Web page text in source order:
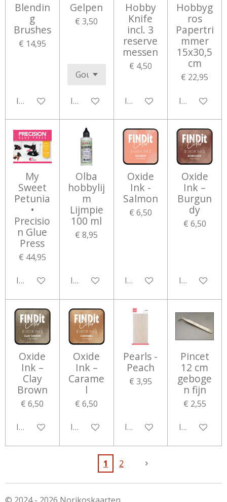
Blendin
g
Brushes
€ 14,95
In winkelwagen
Gelpen
€ 3,50
In winkelwagen
Hobby
Knife
incl. 3
reserve
messen
€ 4,50
In winkelwagen
Hobbyg
ros
Papertri
mmer
15x30,5
cm
€ 22,95
In
My
Sweet
Petunia
•
Precisio
n Glue
Press
€ 44,95
In winkelwagen
Olba
hobbylij
m
Lijmpie
100 ml
€ 8,95
In winkelwagen
Oxide
Ink -
Salmon
€ 6,50
In winkelwagen
Oxide
Ink –
Burgun
dy
€ 6,50
In
Oxide
Ink –
Clay
Brown
€ 6,50
In winkelwagen
Oxide
Ink –
Carame
l
€ 6,50
In winkelwagen
Pearls -
Peach
€ 3,95
In winkelwagen
Pincet
12 cm
geboge
n fijn
€ 2,55
In
1 2